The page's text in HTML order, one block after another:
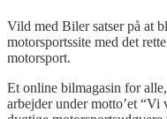
Vild med Biler satser på at
motorsportssite med det
motorsport.
Et online bilmagasin for
arbejder under motto’et